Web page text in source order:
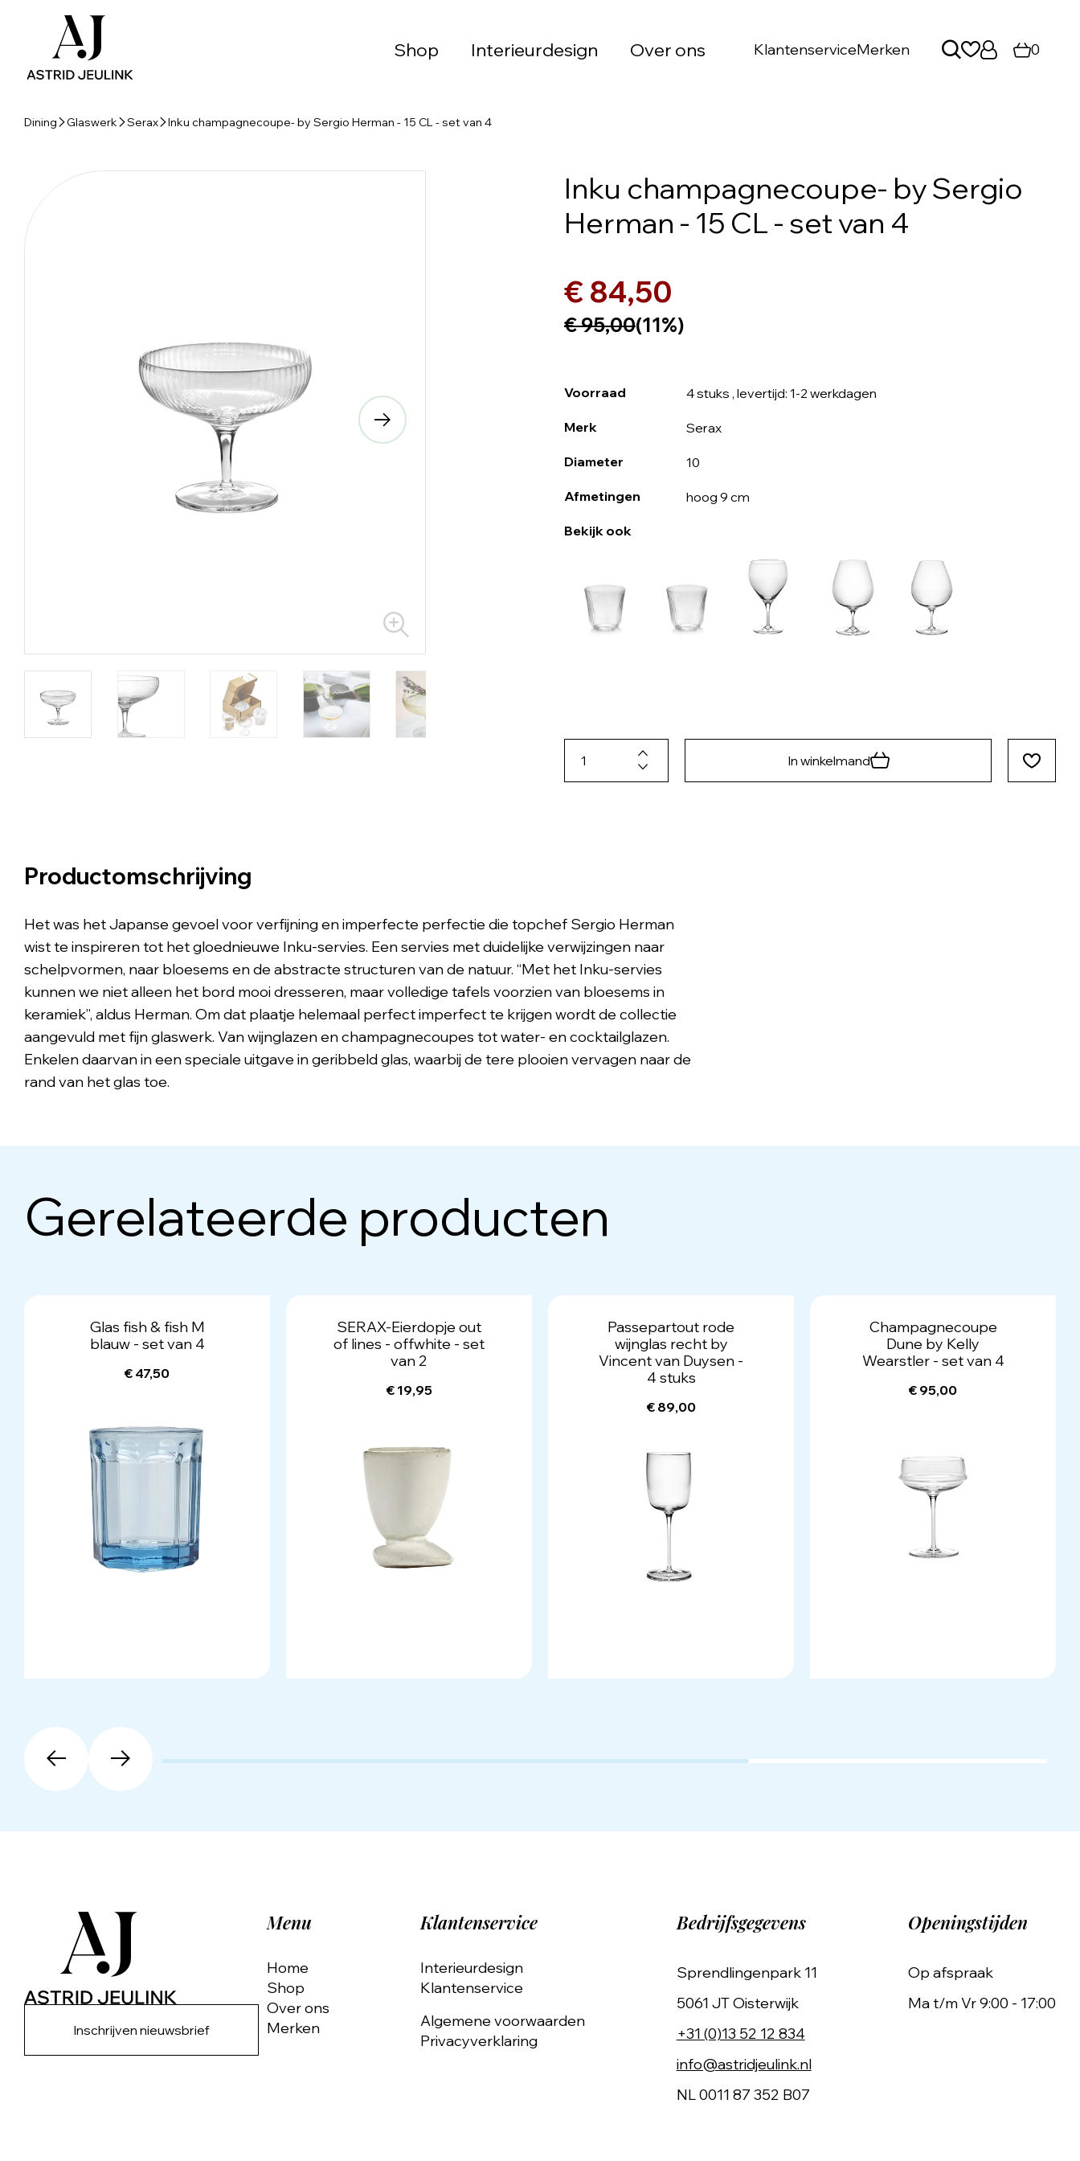
Shop Interieurdesign Over ons KlantenserviceMerken 0
Dining Glaswerk Serax Inku champagnecoupe- by Sergio Herman - 15 CL - set van 4
Inku champagnecoupe- by Sergio
Herman - 15 CL - set van 4
€ 84,50
€ 95,00(11%)
Voorraad 4 stuks , levertijd: 1-2 werkdagen
Merk Serax
Diameter 10
Afmetingen hoog 9 cm
Bekijk ook
In winkelmand
Productomschrijving
Het was het Japanse gevoel voor verfijning en imperfecte perfectie die topchef Sergio Herman
wist te inspireren tot het gloednieuwe Inku-servies. Een servies met duidelijke verwijzingen naar
schelpvormen, naar bloesems en de abstracte structuren van de natuur. “Met het Inku-servies
kunnen we niet alleen het bord mooi dresseren, maar volledige tafels voorzien van bloesems in
keramiek”, aldus Herman. Om dat plaatje helemaal perfect imperfect te krijgen wordt de collectie
aangevuld met fijn glaswerk. Van wijnglazen en champagnecoupes tot water- en cocktailglazen.
Enkelen daarvan in een speciale uitgave in geribbeld glas, waarbij de tere plooien vervagen naar de
rand van het glas toe.
Gerelateerde producten
Glas fish & fish M
blauw - set van 4
€ 47,50
SERAX-Eierdopje out
of lines - offwhite - set
van 2
€ 19,95
Passepartout rode
wijnglas recht by
Vincent van Duysen -
4 stuks
€ 89,00
Champagnecoupe
Dune by Kelly
Wearstler - set van 4
€ 95,00
Inschrijven nieuwsbrief
Menu
Home
Shop
Over ons
Merken
Klantenservice
Interieurdesign
Klantenservice
Algemene voorwaarden
Privacyverklaring
Bedrijfsgegevens
Sprendlingenpark 11
5061 JT Oisterwijk
+31 (0)13 52 12 834
info@astridjeulink.nl
NL 0011 87 352 B07
Openingstijden
Op afspraak
Ma t/m Vr 9:00 - 17:00